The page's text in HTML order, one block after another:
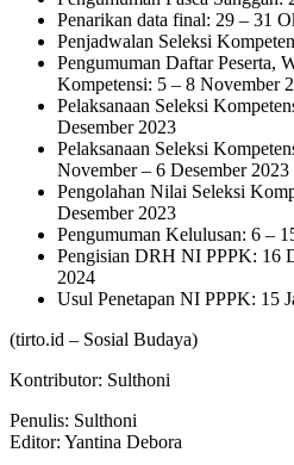
Penarikan data final: 29 – 31
Penjadwalan Seleksi
Pengumuman Daftar Peserta,
Kompetensi: 5 – 8 November
Pelaksanaan Seleksi
Desember 2023
Pelaksanaan Seleksi
November – 6 Desember 2023
Pengolahan Nilai Seleksi
Desember 2023
Pengumuman Kelulusan: 6 –
Pengisian DRH NI PPPK: 16
2024
Usul Penetapan NI PPPK: 15
(tirto.id – Sosial Budaya)
Kontributor: Sulthoni
Penulis: Sulthoni
Editor: Yantina Debora